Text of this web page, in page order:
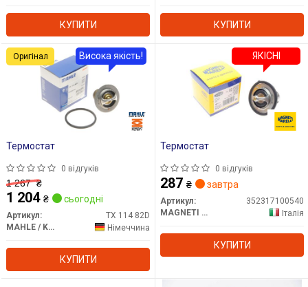
КУПИТИ КУПИТИ
Термостат
0 відгуків
1 267₴
1 204 ₴ сьогодні
Артикул:
TX 114 82D
MAHLE / KNECHT
Німеччина
КУПИТИ
Висока якість!
Оригінал
Термостат
0 відгуків
287 ₴ завтра
Артикул:
352317100540
MAGNETI MARELLI
Італія
КУПИТИ
ЯКІСНІ